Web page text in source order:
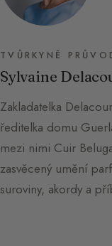
TVŮRKYNĚ
Sylvaine
Zakladatelka
ředitelka domu
mezi nimi Cuir
zasvěcený umění
suroviny, akordy a